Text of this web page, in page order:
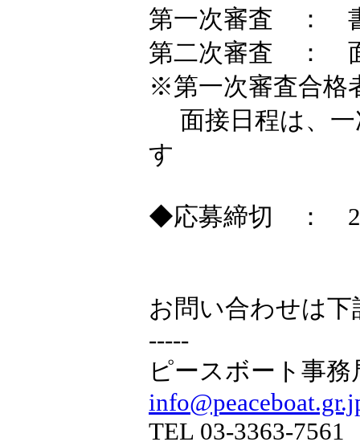
第一次審査 ：
第二次審査 ：
※第一次審査合格
面接日程は、一
す
◆応募締切 ：
お問い合わせは下
-----
ピースボート事
TEL 03-3363-